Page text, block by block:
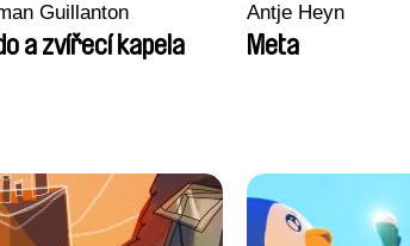
Guillanton
a zvířecí kapela
Antje Heyn
Meta